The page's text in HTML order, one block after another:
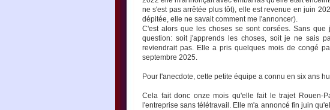
ne s'est pas arrêtée plus tôt), elle est revenue en juin
dépitée, elle ne savait comment me l'annoncer).
C'est alors que les choses se sont corsées. Sans
question: soit j'apprends les choses, soit je ne sais
reviendrait pas. Elle a pris quelques mois de congé
septembre 2025.
Pour l'anecdote, cette petite équipe a connu en six ans
Cela fait donc onze mois qu'elle fait le trajet Rouen-
l'entreprise sans télétravail. Elle m'a annoncé fin juin